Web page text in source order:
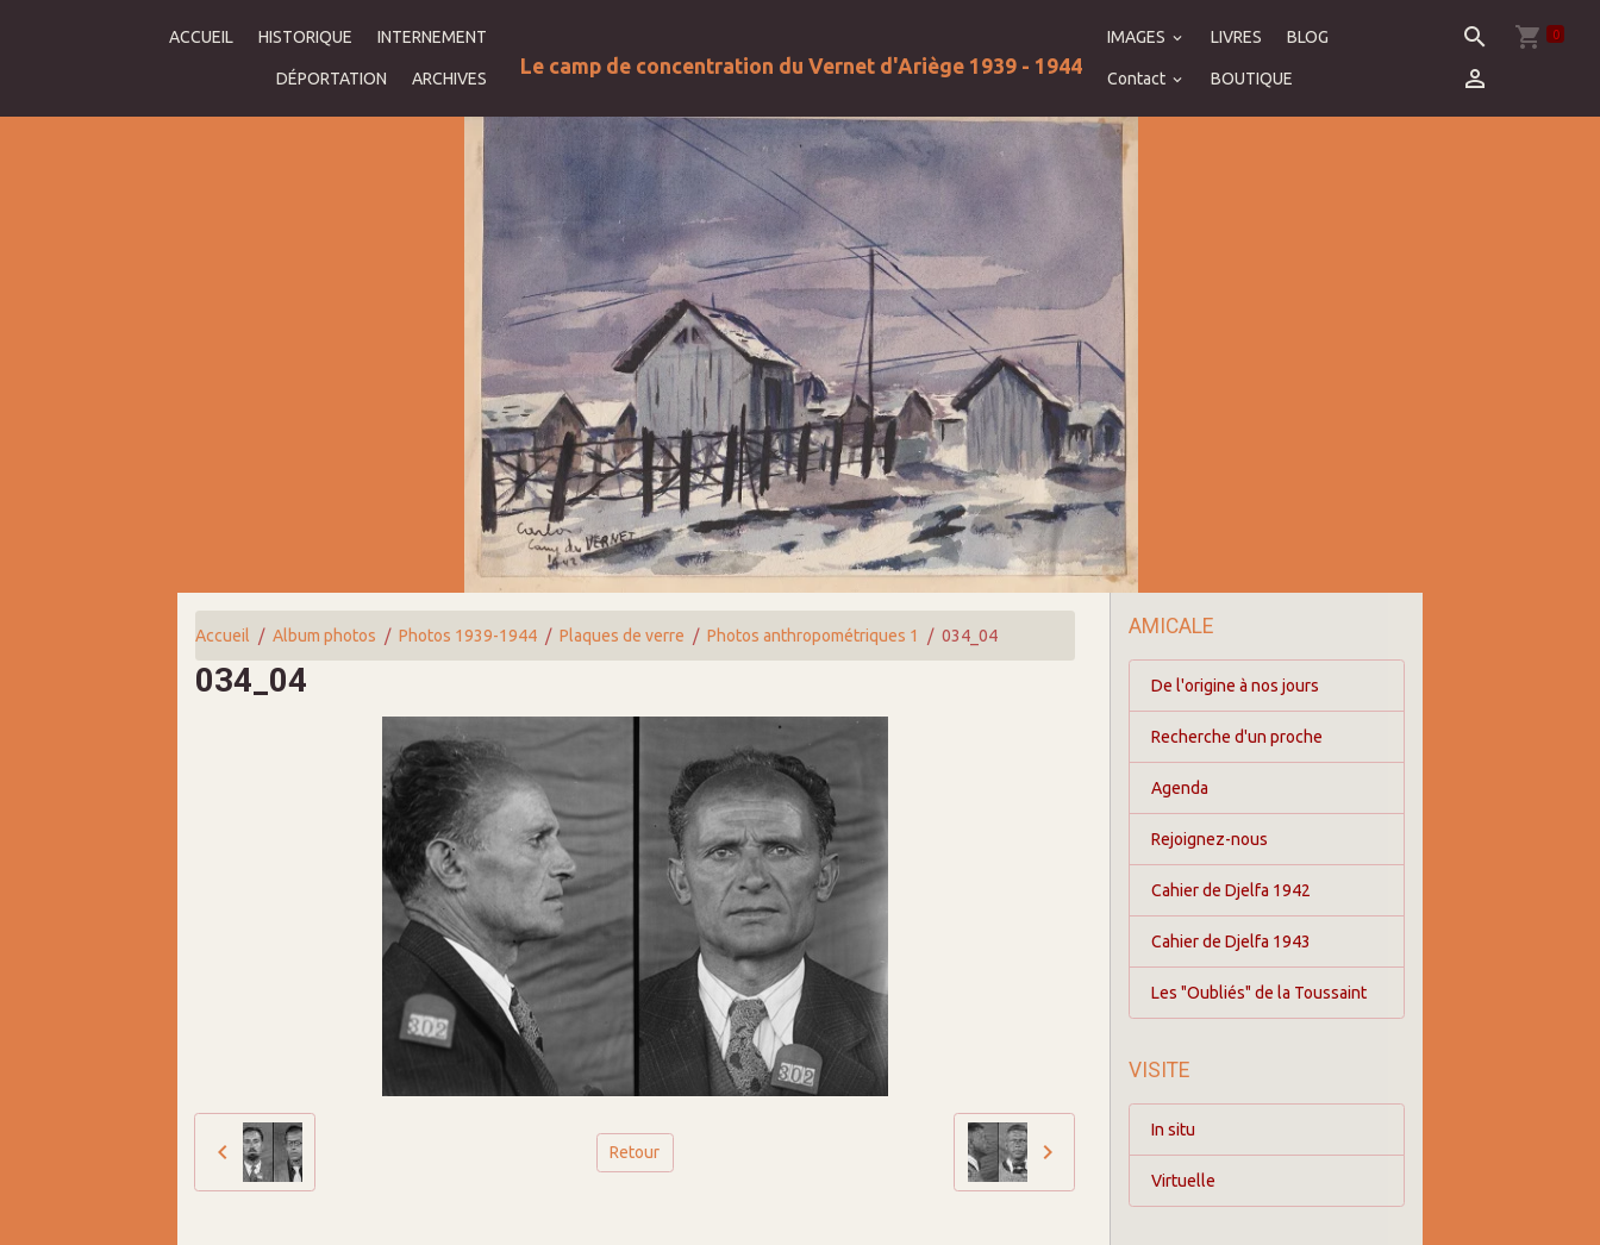
ACCUEIL HISTORIQUE INTERNEMENT
DÉPORTATION ARCHIVES
Le camp de concentration du Vernet d'Ariège 1939 - 1944
IMAGES LIVRES BLOG
Contact BOUTIQUE
0
Accueil Album photos Photos 1939-1944 Plaques de verre Photos anthropométriques 1 034_04
034_04
Retour
AMICALE
De l'origine à nos jours
Recherche d'un proche
Agenda
Rejoignez-nous
Cahier de Djelfa 1942
Cahier de Djelfa 1943
Les "Oubliés" de la Toussaint
VISITE
In situ
Virtuelle